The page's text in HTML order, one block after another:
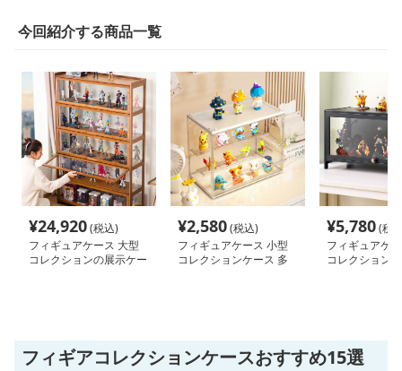
今回紹介する商品一覧
¥24,920(税込)
フィギュアケース 大型
コレクションの展示ケー
¥2,580(税込)
フィギュアケース 小型
コレクションケース 多
¥5,780(税
フィギュアケ
コレクション
フィギアコレクションケースおすすめ15選